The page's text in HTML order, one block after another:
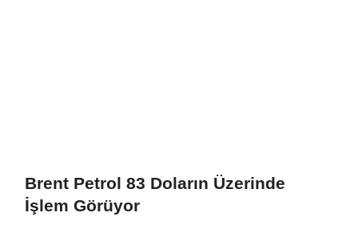
Brent Petrol 83 Doların Üzerinde
İşlem Görüyor